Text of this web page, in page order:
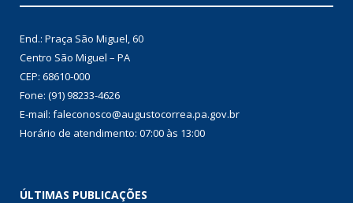
End.: Praça São Miguel, 60
Centro São Miguel – PA
CEP: 68610-000
Fone: (91) 98233-4626
E-mail: faleconosco@augustocorrea.pa.gov.br
Horário de atendimento: 07:00 às 13:00
ÚLTIMAS PUBLICAÇÕES